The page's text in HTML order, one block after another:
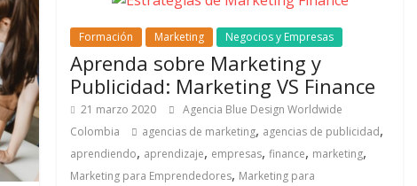
Formación Marketing Negocios y Empresas
Aprenda sobre Marketing y
Publicidad: Marketing VS Finance
21 marzo 2020
Agencia Blue Design Worldwide
Colombia
agencias de marketing, agencias de publicidad,
aprendiendo, aprendizaje, empresas,finance, marketing,
Marketing para Emprendedores, Marketing para